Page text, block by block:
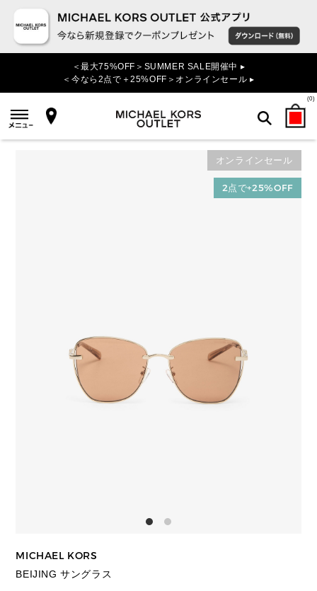
＜最大75%OFF＞SUMMER SALE開催中 ▸
＜今なら2点で＋25%OFF＞オンラインセール ▸
(0)
検索
オンラインセール
2点で+25%OFF
MICHAEL KORS
BEIJING サングラス